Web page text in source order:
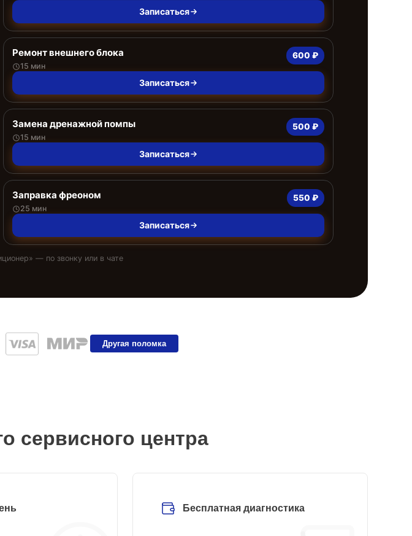
Записаться
Ремонт внешнего блока
15 мин
600 ₽
Записаться
Замена дренажной помпы
15 мин
500 ₽
Записаться
Заправка фреоном
25 мин
550 ₽
Записаться
» — по звонку или в чате
Другая поломка
сервисного центра
Бесплатная диагностика